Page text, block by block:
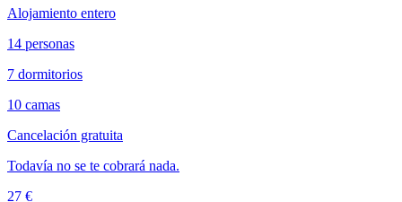
Alojamiento entero
14 personas
7 dormitorios
10 camas
Cancelación gratuita
Todavía no se te cobrará nada.
27 €